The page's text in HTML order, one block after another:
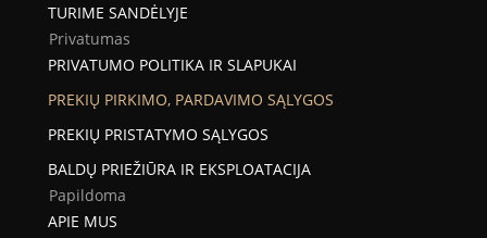
TURIME SANDĖLYJE
Privatumas
PRIVATUMO POLITIKA IR SLAPUKAI
PREKIŲ PIRKIMO, PARDAVIMO SĄLYGOS
PREKIŲ PRISTATYMO SĄLYGOS
BALDŲ PRIEŽIŪRA IR EKSPLOATACIJA
Papildoma
APIE MUS